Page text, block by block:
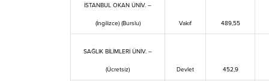
İSTANBUL OKAN ÜNİV. –
(İngilizce) (Burslu) Vakıf 489,55
SAĞLIK BİLİMLERİ ÜNİV. –
(Ücretsiz) Devlet 452,9